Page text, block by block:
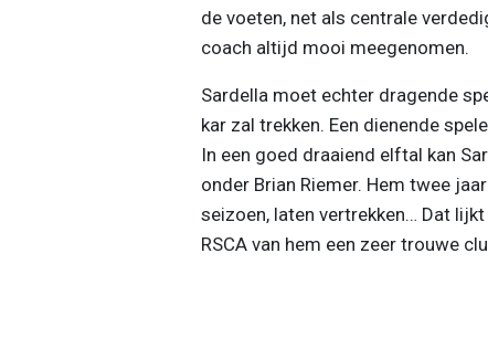
de voeten, net als centrale
coach altijd mooi meegenomen.
Sardella moet echter dragende
kar zal trekken. Een dienende
In een goed draaiend elftal kan
onder Brian Riemer. Hem twee
seizoen, laten vertrekken… Dat
RSCA van hem een zeer trouwe